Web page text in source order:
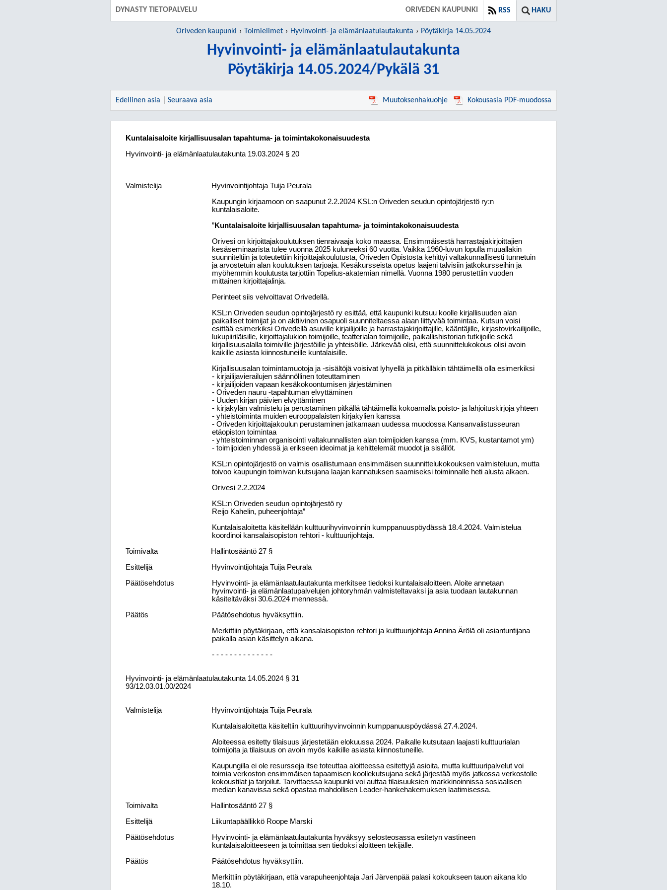
DYNASTY TIETOPALVELU HAKU
RSS
ORIVEDEN KAUPUNKI
Oriveden kaupunki Toimielimet Hyvinvointi- ja elämänlaatulautakunta Pöytäkirja 14.05.2024
Hyvinvointi- ja elämänlaatulautakunta
Pöytäkirja 14.05.2024/Pykälä 31
Edellinen asia Seuraava asia Muutoksenhakuohje Kokousasia PDF-muodossa
Kuntalaisaloite kirjallisuusalan tapahtuma- ja toimintakokonaisuudesta
Hyvinvointi- ja elämänlaatulautakunta 19.03.2024 § 20
Valmistelija
Hyvinvointijohtaja Tuija Peurala
Kaupungin kirjaamoon on saapunut 2.2.2024 KSL:n Oriveden seudun opintojärjestö ry:n
kuntalaisaloite.
”Kuntalaisaloite kirjallisuusalan tapahtuma- ja toimintakokonaisuudesta
Orivesi on kirjoittajakoulutuksen tienraivaaja koko maassa. Ensimmäisestä harrastajakirjoittajien
kesäseminaarista tulee vuonna 2025 kuluneeksi 60 vuotta. Vaikka 1960-luvun lopulla muuallakin
suunniteltiin ja toteutettiin kirjoittajakoulutusta, Oriveden Opistosta kehittyi valtakunnallisesti tunnetuin
ja arvostetuin alan koulutuksen tarjoaja. Kesäkursseista opetus laajeni talvisiin jatkokursseihin ja
myöhemmin koulutusta tarjottiin Topelius-akatemian nimellä. Vuonna 1980 perustettiin vuoden
mittainen kirjoittajalinja.
Perinteet siis velvoittavat Orivedellä.
KSL:n Oriveden seudun opintojärjestö ry esittää, että kaupunki kutsuu koolle kirjallisuuden alan
paikalliset toimijat ja on aktiivinen osapuoli suunniteltaessa alaan liittyvää toimintaa. Kutsun voisi
esittää esimerkiksi Orivedellä asuville kirjailijoille ja harrastajakirjoittajille, kääntäjille, kirjastovirkailijoille,
lukupiiriläisille, kirjoittajalukion toimijoille, teatterialan toimijoille, paikallishistorian tutkijoille sekä
kirjallisuusalalla toimiville järjestöille ja yhteisöille. Järkevää olisi, että suunnittelukokous olisi avoin
kaikille asiasta kiinnostuneille kuntalaisille.
Kirjallisuusalan toimintamuotoja ja -sisältöjä voisivat lyhyellä ja pitkälläkin tähtäimellä olla esimerkiksi
- kirjailijavierailujen säännöllinen toteuttaminen
- kirjailijoiden vapaan kesäkokoontumisen järjestäminen
- Oriveden nauru -tapahtuman elvyttäminen
- Uuden kirjan päivien elvyttäminen
- kirjakylän valmistelu ja perustaminen pitkällä tähtäimellä kokoamalla poisto- ja lahjoituskirjoja yhteen
- yhteistoiminta muiden eurooppalaisten kirjakylien kanssa
- Oriveden kirjoittajakoulun perustaminen jatkamaan uudessa muodossa Kansanvalistusseuran
etäopiston toimintaa
- yhteistoiminnan organisointi valtakunnallisten alan toimijoiden kanssa (mm. KVS, kustantamot ym)
- toimijoiden yhdessä ja erikseen ideoimat ja kehittelemät muodot ja sisällöt.
KSL:n opintojärjestö on valmis osallistumaan ensimmäisen suunnittelukokouksen valmisteluun, mutta
toivoo kaupungin toimivan kutsujana laajan kannatuksen saamiseksi toiminnalle heti alusta alkaen.
Orivesi 2.2.2024
KSL:n Oriveden seudun opintojärjestö ry
Reijo Kahelin, puheenjohtaja”
Kuntalaisaloitetta käsitellään kulttuurihyvinvoinnin kumppanuuspöydässä 18.4.2024. Valmistelua
koordinoi kansalaisopiston rehtori - kulttuurijohtaja.
Toimivalta
Hallintosääntö 27 §
Esittelijä
Hyvinvointijohtaja Tuija Peurala
Päätösehdotus
Hyvinvointi- ja elämänlaatulautakunta merkitsee tiedoksi kuntalaisaloitteen. Aloite annetaan
hyvinvointi- ja elämänlaatupalvelujen johtoryhmän valmisteltavaksi ja asia tuodaan lautakunnan
käsiteltäväksi 30.6.2024 mennessä.
Päätös
Päätösehdotus hyväksyttiin.
Merkittiin pöytäkirjaan, että kansalaisopiston rehtori ja kulttuurijohtaja Annina Ärölä oli asiantuntijana
paikalla asian käsittelyn aikana.
- - - - - - - - - - - - - -
Hyvinvointi- ja elämänlaatulautakunta 14.05.2024 § 31
93/12.03.01.00/2024
Valmistelija
Hyvinvointijohtaja Tuija Peurala
Kuntalaisaloitetta käsiteltiin kulttuurihyvinvoinnin kumppanuuspöydässä 27.4.2024.
Aloiteessa esitetty tilaisuus järjestetään elokuussa 2024. Paikalle kutsutaan laajasti kulttuurialan
toimijoita ja tilaisuus on avoin myös kaikille asiasta kiinnostuneille.
Kaupungilla ei ole resursseja itse toteuttaa aloitteessa esitettyjä asioita, mutta kulttuuripalvelut voi
toimia verkoston ensimmäisen tapaamisen koollekutsujana sekä järjestää myös jatkossa verkostolle
kokoustilat ja tarjoilut. Tarvittaessa kaupunki voi auttaa tilaisuuksien markkinoinnissa sosiaalisen
median kanavissa sekä opastaa mahdollisen Leader-hankehakemuksen laatimisessa.
Toimivalta
Hallintosääntö 27 §
Esittelijä
Liikuntapäällikkö Roope Marski
Päätösehdotus
Hyvinvointi- ja elämänlaatulautakunta hyväksyy selosteosassa esitetyn vastineen
kuntalaisaloitteeseen ja toimittaa sen tiedoksi aloitteen tekijälle.
Päätös
Päätösehdotus hyväksyttiin.
Merkittiin pöytäkirjaan, että varapuheenjohtaja Jari Järvenpää palasi kokoukseen tauon aikana klo
18.10.